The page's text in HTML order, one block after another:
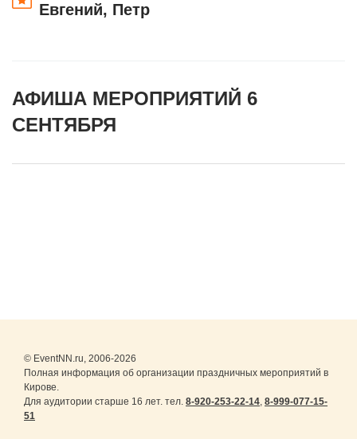
Евгений, Петр
АФИША МЕРОПРИЯТИЙ 6
СЕНТЯБРЯ
© EventNN.ru, 2006-2026
Полная информация об организации праздничных мероприятий в
Кирове.
Для аудитории старше 16 лет. тел. 8-920-253-22-14, 8-999-077-15-
51